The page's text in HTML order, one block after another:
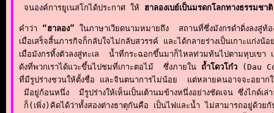
จนองค์การยูเนสโกได้ประกาศ ให้ ฮาลองเบย์เป็นมรดกโลกทางธรรม
คำว่า “ฮาลอง” ในภาษาเวียดนามหมายถึง  สถานที่ซึ่งมังกรดำดิ่งลงสู่
เมื่อเสร็จสิ้นภารกิจก็กลับใจไม่กลับสวรรค์ และได้กลายร่างเป็นเกาะแก่
เมื่อมังกรทิ้งตัวลงสู่ทะเล  น้ำที่กระฉอกขึ้นมาก็ไหลท่วมท้นไปตามหุบเข
ดังที่พวกเราได้แวะขึ้นไปชมที่เกาะตอไม้  ซึ่งภายใน ถ้ำโดวโก๋ว (Dau
ที่มีรูปร่างชวนให้ตั้งชื่อ และจินตนาการไม่น้อย  แต่หลายคนอาจจะอยา
มีอยู่ก้อนหนึ่ง  มีรูปร่างให้เห็นเป็นเต้านมข้างหนึ่งอย่างชัดเจน ซึ่งไก
ก็(เพิ่ง)คิดได้ว่าทั้งสองต่างธาตุกันคือ เป็นไฟและน้ำ ไม่สามารถอยู่ด้